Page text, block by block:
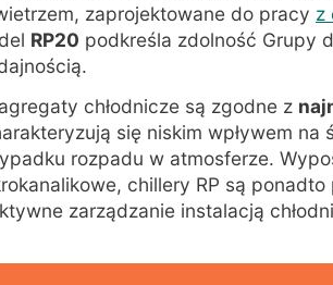
zaprojektowane do pracy z
RP20 podkreśla zdolność Grupy
.
chłodnicze są zgodne z
się niskim wpływem
rozpadu w atmosferze.
chillery RP są
zarządzanie instalacją